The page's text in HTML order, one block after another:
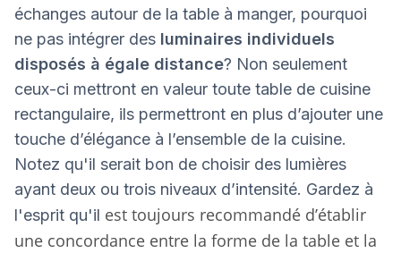
échanges autour de la table à manger, pourquoi
ne pas intégrer des luminaires individuels
disposés à égale distance? Non seulement
ceux-ci mettront en valeur toute table de cuisine
rectangulaire, ils permettront en plus d’ajouter une
touche d’élégance à l’ensemble de la cuisine.
Notez qu'il serait bon de choisir des lumières
ayant deux ou trois niveaux d’intensité. Gardez à
l'esprit qu'il est toujours recommandé d’établir
une concordance entre la forme de la table et la